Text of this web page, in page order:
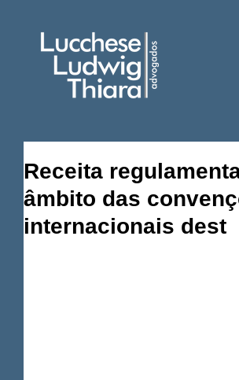
Receita
âmbito das
internacionais dest